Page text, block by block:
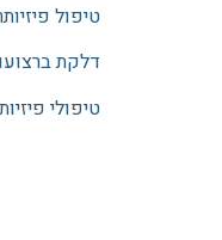
טיפול
דלקת
טיפולי